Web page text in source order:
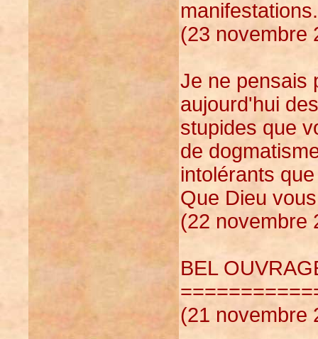
(23 novembre
Je ne pensais
aujourd'hui
stupides que
de
intolérants
Que Dieu
(22 novembre
BEL
(21 novembre